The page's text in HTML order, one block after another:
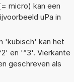
micro) kan een
uPa in
'kubisch' kan het
en '^3'. Vierkante
geschreven als